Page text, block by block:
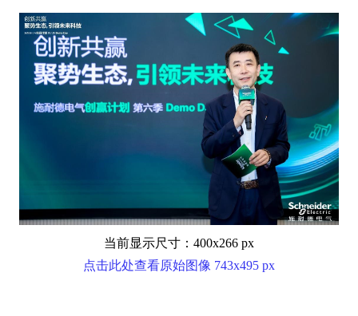
当前显示尺寸：400x266 px
点击此处查看原始图像 743x495 px